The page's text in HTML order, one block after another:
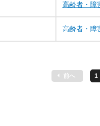
高齢者・
高齢者・
前へ 1